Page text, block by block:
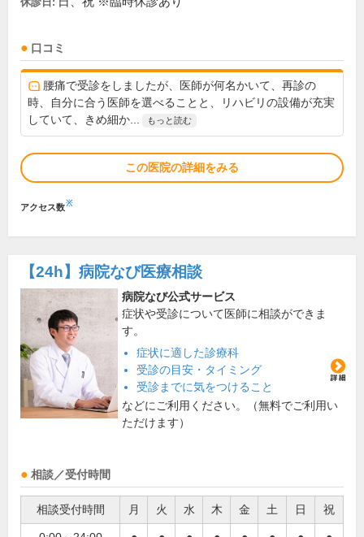
口コミ
腰痛で受診をしましたが、医師が何名かいて、再診の
時、自分に合う医師を選べることと、リハビリの設備が充実
していて、きめ細か...
もっと読む
この医院の詳細をみる
アクセス数※
【24h】 病院なび医療相談
病院なび公式サービス
症状や受診について医師に相談ができま
す。
症状に適した診療科
受診の目安・タイミング
受診までに気をつけること
などにご利用ください。（無料でご利用い
ただけます）
相談／受付時間
相談受付時間 月 火 水 木 金 土 日 祝